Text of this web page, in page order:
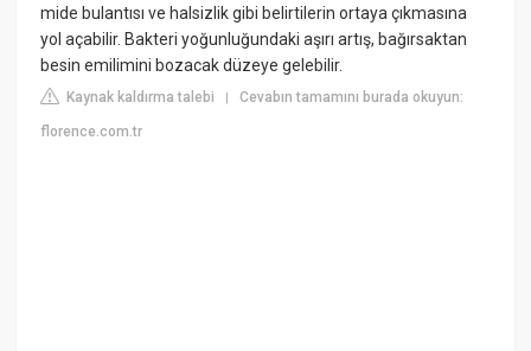
mide bulantısı ve halsizlik gibi belirtilerin ortaya çıkmasına
yol açabilir. Bakteri yoğunluğundaki aşırı artış, bağırsaktan
besin emilimini bozacak düzeye gelebilir.
Kaynak kaldırma talebi |Cevabın tamamını burada okuyun:
florence.com.tr